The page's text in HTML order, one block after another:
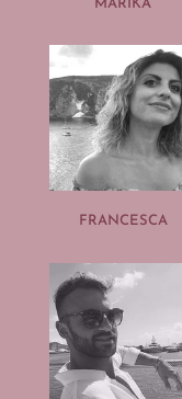
MARIKA
FRANCESCA